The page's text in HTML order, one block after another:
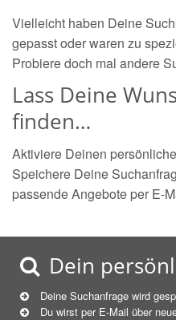
Vielleicht haben Deine
gepasst oder waren zu
Probiere doch mal andere
Lass Deine
finden…
Aktiviere Deinen
Speichere Deine
passende Angebote per E-
Dein
Deine Suchanfrage wird
Du wirst per E-Mail über